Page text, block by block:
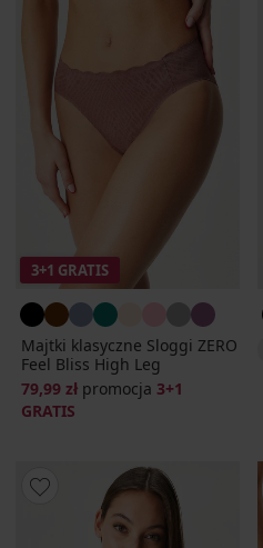
3+1 GRATIS
Majtki klasyczne Sloggi ZERO
Feel Bliss High Leg
79,99 zł promocja 3+1
GRATIS